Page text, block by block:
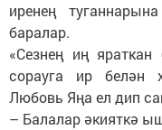
иренең
баралар.
«Сезнең иң
сорауга ир белән
Любовь Яңа ел дип
– Балалар әкияткә